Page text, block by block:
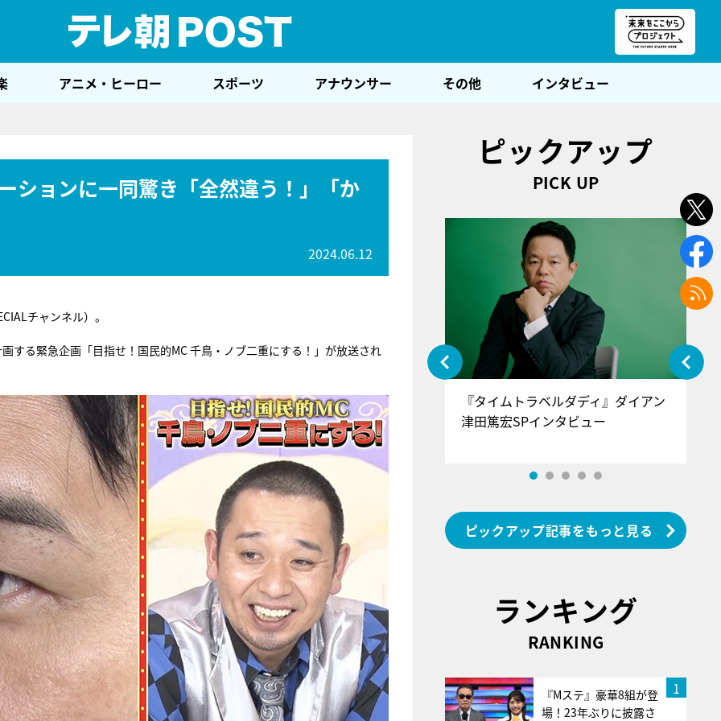
アニメ・ヒーロー スポーツ アナウンサー その他 インタビュー
ションに一同驚き「全然違う！」「か
2024.06.12
チャンネル）。
する緊急企画「目指せ！国民的MC 千鳥・ノブ二重にする！」が放送され
ピックアップ
PICK UP
『アイ＝ラブ！げーみんぐ』＝LOV
E齋藤樹愛羅＆佐々木舞香SPインタ
ビュー
『タイムトラベルダディ』ダイアン
津田篤宏SPインタビュー
ピックアップ記事をもっと見る
ランキング
RANKING
1
『Mステ』豪華8組が登
場！23年ぶりに披露さ